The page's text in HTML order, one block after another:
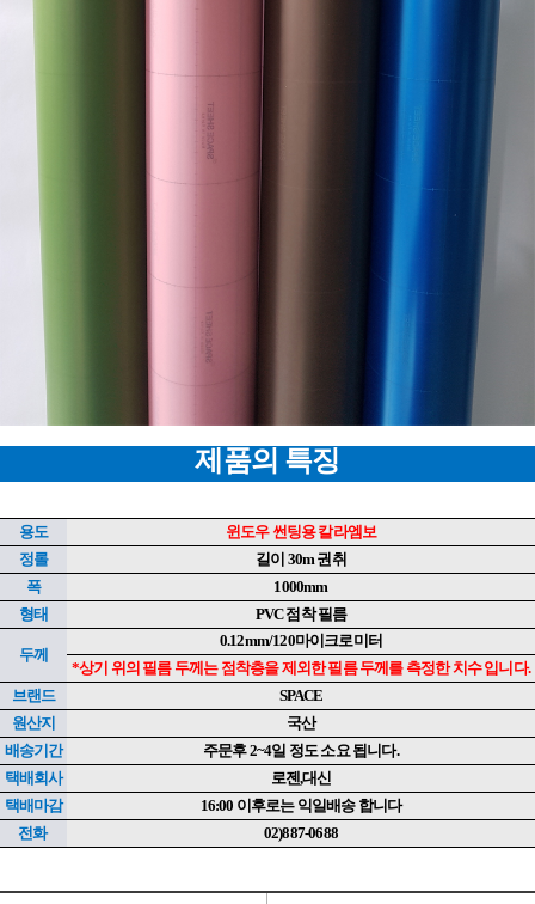
이코 라이프 하
제품의 특징
용도
윈도우 썬팅용 칼라엠보
정롤
길이 30m 권취
폭
1000mm
형태
PVC 점착 필름
두께
0.12mm/120마이크로미터
*상기 위의 필름 두께는 점착층을 제외한 필름 두께를 측정한 치수 입니다.
브랜드
SPACE
원산지
국산
배송기간
주문후 2~4일 정도 소요 됩니다.
택배회사
로젠,대신
택배마감
16:00 이후로는 익일배송 합니다
전화
02)887-0688